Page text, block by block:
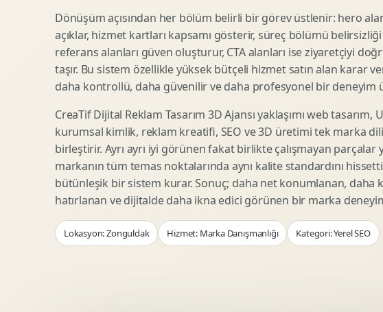
Kategori Sayfasi Tasarimi
Sepet Odeme UX
Eticaret SEO Altyapisi
Webinar Landing Page
App Landing Page
Form Optimizasyonu
Sales Page Tasarimi
Story
Statik
Motion
Logo Animasyonu
Mikro Animasyon Tasarimi
Reklam Motion Video
Arayuz Animasyonu
Sosyal Medya Motion
Webgl Deneyim Tasarimi
AI Gorsel Konsept
No Code Prototip
Veri Gorsellestirme
Dönüşüm açısından her bölüm belirli bir görev üstlenir: hero
açıklar, hizmet kartları kapsamı gösterir, süreç bölümü belirsizliği
referans alanları güven oluşturur, CTA alanları ise ziyaretçiyi
taşır. Bu sistem özellikle yüksek bütçeli hizmet satın alan karar
daha kontrollü, daha güvenilir ve daha profesyonel bir deneyim
CreaTif Dijital Reklam Tasarım 3D Ajansı yaklaşımı web tasarım,
kurumsal kimlik, reklam kreatifi, SEO ve 3D üretimi tek marka
birleştirir. Ayrı ayrı iyi görünen fakat birlikte çalışmayan parçalar
markanın tüm temas noktalarında aynı kalite standardını
bütünleşik bir sistem kurar. Sonuç; daha net konumlanan, daha
hatırlanan ve dijitalde daha ikna edici görünen bir marka
Lokasyon: Zonguldak Hizmet: Marka Danışmanlığı Kategori: Yerel SEO